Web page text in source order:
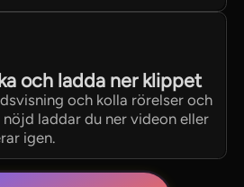
och ladda ner klippet
och kolla rörelser och
nöjd laddar du ner videon eller
igen.